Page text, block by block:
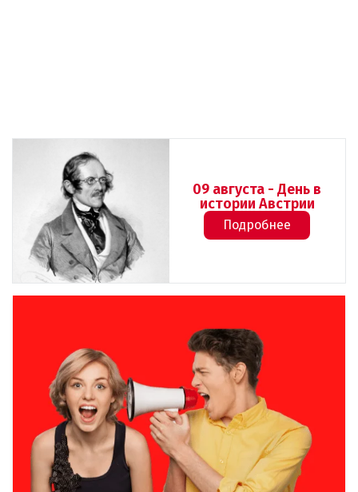
09 августа - День в
истории Австрии
Подробнее